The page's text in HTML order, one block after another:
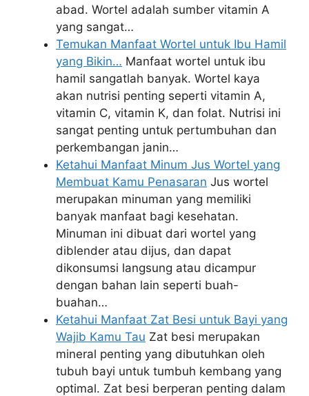
abad. Wortel adalah sumber vitamin A
yang sangat…
Temukan Manfaat Wortel untuk Ibu Hamil
yang Bikin… Manfaat wortel untuk ibu
hamil sangatlah banyak. Wortel kaya
akan nutrisi penting seperti vitamin A,
vitamin C, vitamin K, dan folat. Nutrisi ini
sangat penting untuk pertumbuhan dan
perkembangan janin…
Ketahui Manfaat Minum Jus Wortel yang
Membuat Kamu Penasaran Jus wortel
merupakan minuman yang memiliki
banyak manfaat bagi kesehatan.
Minuman ini dibuat dari wortel yang
diblender atau dijus, dan dapat
dikonsumsi langsung atau dicampur
dengan bahan lain seperti buah-
buahan…
Ketahui Manfaat Zat Besi untuk Bayi yang
Wajib Kamu Tau Zat besi merupakan
mineral penting yang dibutuhkan oleh
tubuh bayi untuk tumbuh kembang yang
optimal. Zat besi berperan penting dalam